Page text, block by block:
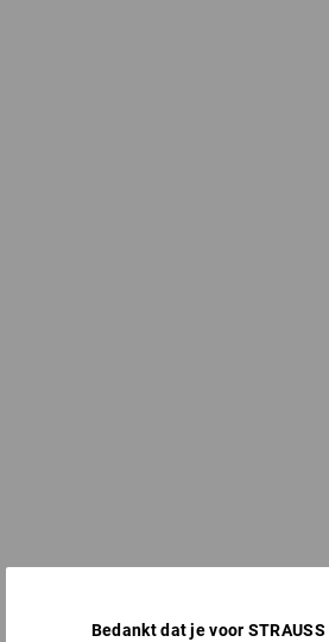
Bedankt dat je voor